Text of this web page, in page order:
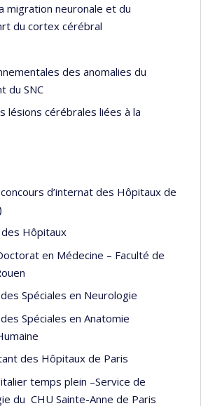
migration neuronale et du
du cortex cérébral
des anomalies du
du SNC
lésions cérébrales liées à la
d’internat des Hôpitaux de
Hôpitaux
en Médecine – Faculté de
Spéciales en Neurologie
Spéciales en Anatomie
des Hôpitaux de Paris
temps plein –Service de
du CHU Sainte-Anne de Paris